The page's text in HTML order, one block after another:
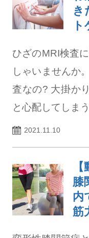
き
ひざのMRI検査
しゃいませんか
査なの? 大掛か
と心配してしま
2021.11.10
膝
内
筋